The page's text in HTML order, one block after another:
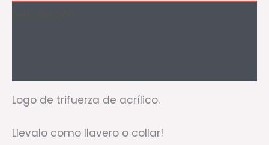
Logo de trifuerza de acrílico.
Llevalo como llavero o collar!